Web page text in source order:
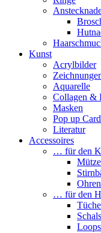
Kunst
Acrylbilder
Aquarelle
Collagen &
Masken
Pop up
Literatur
Accessoires
… für den
… für den
Schals
Loops